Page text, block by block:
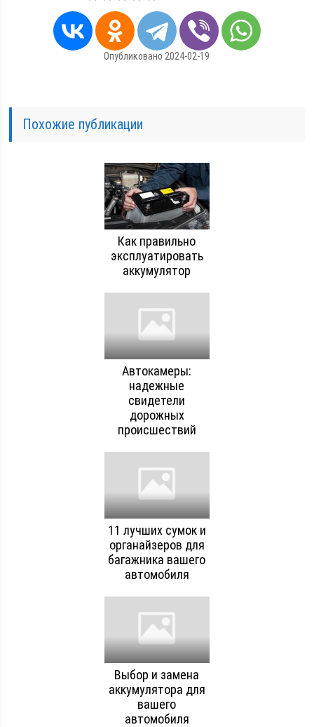
Опубликовано 2024-02-19
Похожие публикации
Как правильно
эксплуатировать
аккумулятор
Автокамеры:
надежные
свидетели
дорожных
происшествий
11 лучших сумок и
органайзеров для
багажника вашего
автомобиля
Выбор и замена
аккумулятора для
вашего
автомобиля